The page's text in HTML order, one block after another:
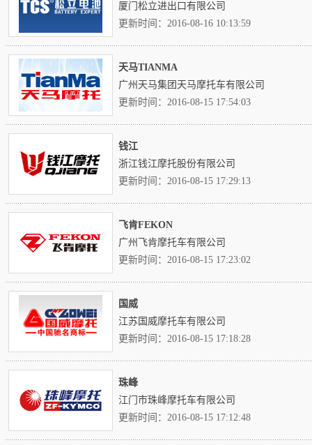
厦门松立进出口有限公司
更新时间：2016-08-16 10:13:59
天马TIANMA
广州天马集团天马摩托车有限公司
更新时间：2016-08-15 17:54:03
钱江
浙江钱江摩托股份有限公司
更新时间：2016-08-15 17:29:13
飞肯FEKON
广州飞肯摩托车有限公司
更新时间：2016-08-15 17:23:02
国威
江苏国威摩托车有限公司
更新时间：2016-08-15 17:18:28
珠峰
江门市珠峰摩托车有限公司
更新时间：2016-08-15 17:12:48